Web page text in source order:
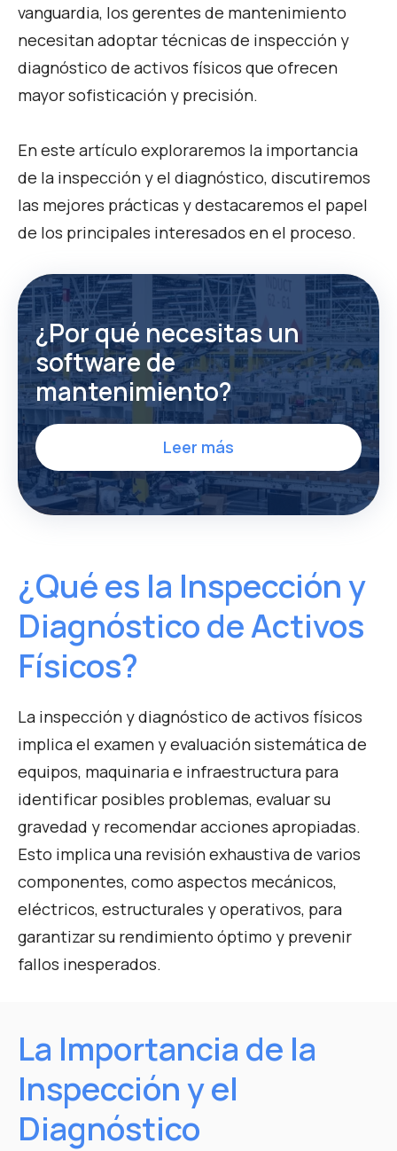
vanguardia, los gerentes de mantenimiento
necesitan adoptar técnicas de inspección y
diagnóstico de activos físicos que ofrecen
mayor sofisticación y precisión.
En este artículo exploraremos la importancia
de la inspección y el diagnóstico, discutiremos
las mejores prácticas y destacaremos el papel
de los principales interesados en el proceso.
¿Por qué necesitas un
software de
mantenimiento?
Leer más
¿Qué es la Inspección y
Diagnóstico de Activos
Físicos?
La inspección y diagnóstico de activos físicos
implica el examen y evaluación sistemática de
equipos, maquinaria e infraestructura para
identificar posibles problemas, evaluar su
gravedad y recomendar acciones apropiadas.
Esto implica una revisión exhaustiva de varios
componentes, como aspectos mecánicos,
eléctricos, estructurales y operativos, para
garantizar su rendimiento óptimo y prevenir
fallos inesperados.
La Importancia de la
Inspección y el
Diagnóstico